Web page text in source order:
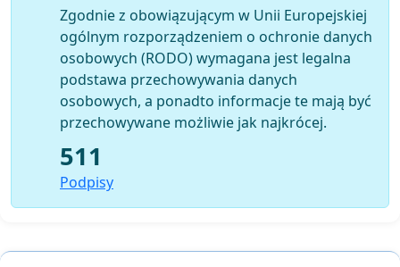
Sycz) którzy nie kryją swojej wrogości wobec Polski, bo
z wniosków członków Związku Ukraińców w Polsce
kierowanego przez Piotra Tymę, w ich obronie staje
prokurator Młynarczyk.
Takie działania prokuratora powodują to, że na usta
ciśnie się pytanie, czy Prokuratura Rejonowa Praga-
administracyjnego Państwa Polskiego, stała się
narzędziem terroru w rękach ukraińskich imigrantów?
Narzędziem, które wykorzystywane jest do
ma czelność przypominać światu o rzeziach, jakich
Zgodnie z obowiązującym w Unii Europejskiej
ogólnym rozporządzeniem o ochronie danych
osobowych (RODO) wymagana jest legalna
podstawa przechowywania danych
osobowych, a ponadto informacje te mają być
przechowywane możliwie jak najkrócej.
511
Podpisy